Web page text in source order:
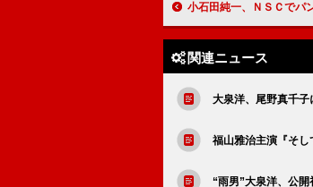
小石田純一、ＮＳＣでパンサーらと同期
関連ニュース
大泉洋、尾野真千
福山雅治主演『そ
“雨男”大泉洋、公